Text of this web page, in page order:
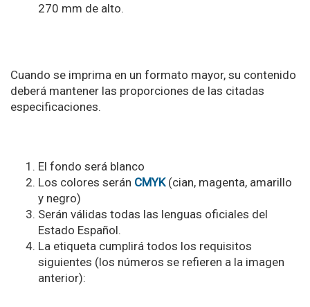
270 mm de alto.
Cuando se imprima en un formato mayor, su contenido
deberá mantener las proporciones de las citadas
especificaciones.
El fondo será blanco
Los colores serán CMYK(cian, magenta, amarillo
y negro)
Serán válidas todas las lenguas oficiales del
Estado Español.
La etiqueta cumplirá todos los requisitos
siguientes (los números se refieren a la imagen
anterior):